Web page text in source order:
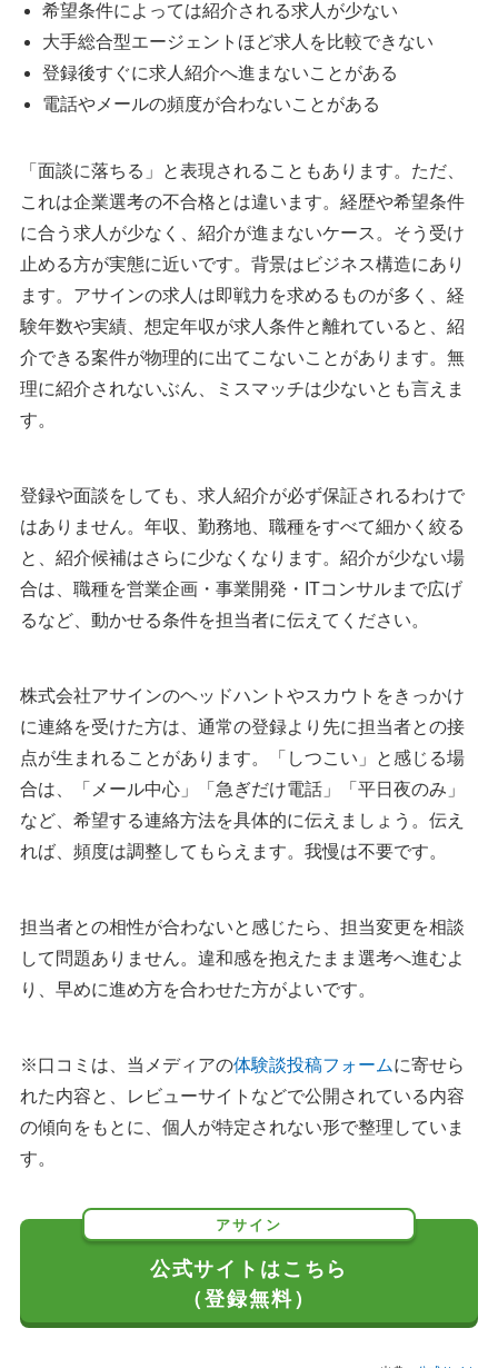
希望条件によっては紹介される求人が少ない
大手総合型エージェントほど求人を比較できない
登録後すぐに求人紹介へ進まないことがある
電話やメールの頻度が合わないことがある
「面談に落ちる」と表現されることもあります。ただ、
これは企業選考の不合格とは違います。経歴や希望条件
に合う求人が少なく、紹介が進まないケース。そう受け
止める方が実態に近いです。背景はビジネス構造にあり
ます。アサインの求人は即戦力を求めるものが多く、経
験年数や実績、想定年収が求人条件と離れていると、紹
介できる案件が物理的に出てこないことがあります。無
理に紹介されないぶん、ミスマッチは少ないとも言えま
す。
登録や面談をしても、求人紹介が必ず保証されるわけで
はありません。年収、勤務地、職種をすべて細かく絞る
と、紹介候補はさらに少なくなります。紹介が少ない場
合は、職種を営業企画・事業開発・ITコンサルまで広げ
るなど、動かせる条件を担当者に伝えてください。
株式会社アサインのヘッドハントやスカウトをきっかけ
に連絡を受けた方は、通常の登録より先に担当者との接
点が生まれることがあります。「しつこい」と感じる場
合は、「メール中心」「急ぎだけ電話」「平日夜のみ」
など、希望する連絡方法を具体的に伝えましょう。伝え
れば、頻度は調整してもらえます。我慢は不要です。
担当者との相性が合わないと感じたら、担当変更を相談
して問題ありません。違和感を抱えたまま選考へ進むよ
り、早めに進め方を合わせた方がよいです。
※口コミは、当メディアの体験談投稿フォームに寄せら
れた内容と、レビューサイトなどで公開されている内容
の傾向をもとに、個人が特定されない形で整理していま
す。
アサイン
公式サイトはこちら
（登録無料）